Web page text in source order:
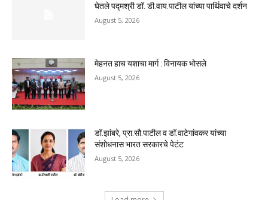
घेतले पद्मश्री डॉ. डी.वाय.पाटील यांच्या पार्थिवाचे दर्शन
August 5, 2026
मेहनत हाच यशाचा मार्ग : विनायक भोसले
August 5, 2026
डॉ.झांबरे, प्रा.सौ.पाटील व डॉ.वाटेगांवकर यांच्या
संशोधनास भारत सरकारचे पेटंट
August 5, 2026